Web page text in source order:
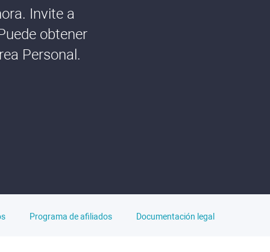
Invite a
obtener
Personal.
Programa de afiliados Documentación legal